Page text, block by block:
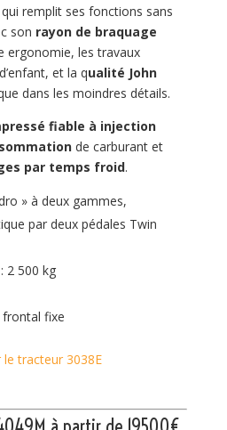
qui remplit ses fonctions sans
son rayon de braquage
ergonomie, les travaux
et la qualité John
dans les moindres détails.
fiable à injection
de carburant et
par temps froid.
» à deux gammes,
par deux pédales Twin
2 500 kg
frontal fixe
le tracteur 3038E